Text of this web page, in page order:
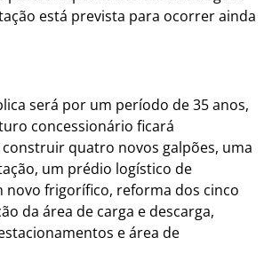
está prevista para ocorrer ainda
será por um período de 35 anos,
concessionário ficará
quatro novos galpões, uma
um prédio logístico de
novo frigorífico, reforma dos cinco
da área de carga e descarga,
e área de